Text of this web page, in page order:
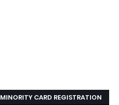
MINORITY CARD REGISTRATION